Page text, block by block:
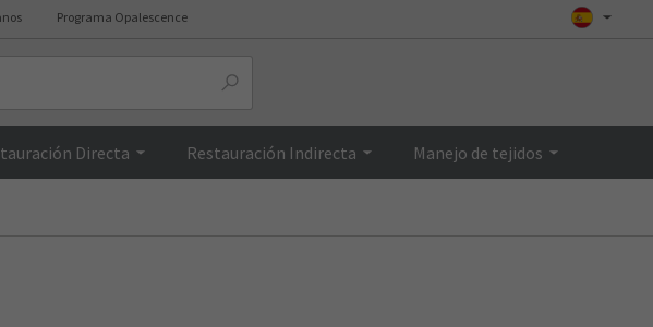
Programa Opalescence
Directa Restauración Indirecta Manejo de tejidos